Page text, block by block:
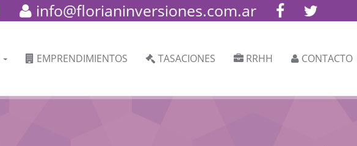
info@florianinversiones.com.ar
EMPRENDIMIENTOS TASACIONES RRHH CONTACTO